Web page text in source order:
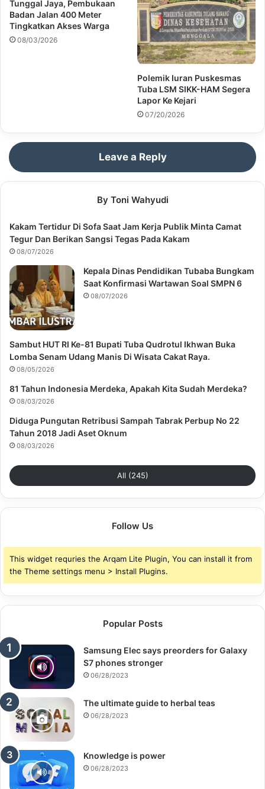
Tunggal Jaya, Pembukaan
Badan Jalan 400 Meter
Tingkatkan Akses Warga
08/03/2026
Polemik Iuran Puskesmas
Tuba LSM SIKK-HAM Segera
Lapor Ke Kejari
07/20/2026
Leave a Reply
By Toni Wahyudi
Kakam Tertidur Di Sofa Saat Jam Kerja Publik Minta Camat
Tegur Dan Berikan Sangsi Tegas Pada Kakam
08/07/2026
Kepala Dinas Pendidikan Tubaba Bungkam
Saat Konfirmasi Wartawan Soal SMPN 6
08/07/2026
Sambut HUT RI Ke-81 Bupati Tuba Qudrotul Ikhwan Buka
Lomba Senam Udang Manis Di Wisata Cakat Raya.
08/05/2026
81 Tahun Indonesia Merdeka, Apakah Kita Sudah Merdeka?
08/03/2026
Diduga Pungutan Retribusi Sampah Tabrak Perbup No 22
Tahun 2018 Jadi Aset Oknum
08/03/2026
All (245)
Follow Us
This widget requries the Arqam Lite Plugin, You can install it from
the Theme settings menu > Install Plugins.
Popular Posts
Samsung Elec says preorders for Galaxy
S7 phones stronger
06/28/2023
The ultimate guide to herbal teas
06/28/2023
Knowledge is power
06/28/2023